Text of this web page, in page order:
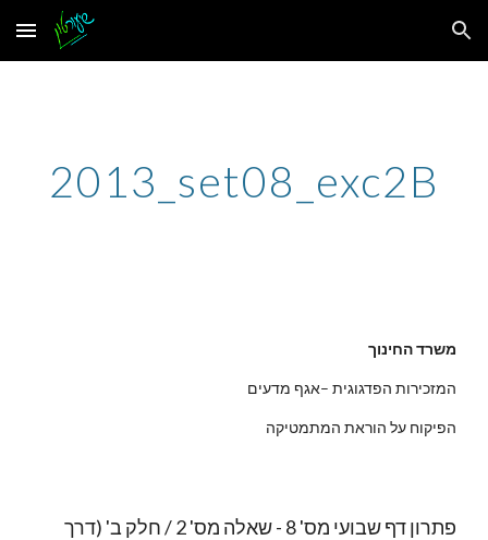
Skip to main content Skip to navigation
2013_set08_exc2B
משרד החינוך
המזכירות הפדגוגית –אגף מדעים
הפיקוח על הוראת המתמטיקה
פתרון דף שבועי מס' 8 - שאלה מס' 2 / חלק ב' (דרך